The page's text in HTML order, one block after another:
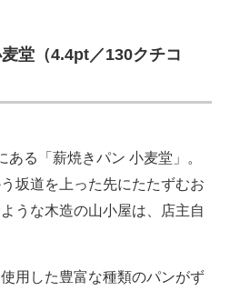
堂（4.4pt／130クチコ
る「薪焼きパン 小麦堂」。
坂道を上った先にたたずむお
うな木造の山小屋は、店主自
用した豊富な種類のパンがず